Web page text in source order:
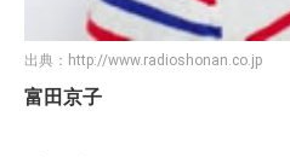
出典： http://www.radioshonan.co.jp
富田京子